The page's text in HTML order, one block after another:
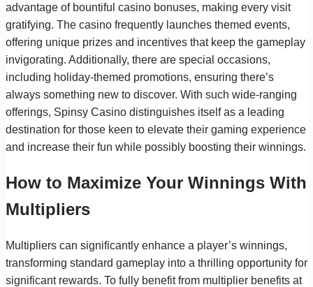
advantage of bountiful casino bonuses, making every visit
gratifying. The casino frequently launches themed events,
offering unique prizes and incentives that keep the gameplay
invigorating. Additionally, there are special occasions,
including holiday-themed promotions, ensuring there’s
always something new to discover. With such wide-ranging
offerings, Spinsy Casino distinguishes itself as a leading
destination for those keen to elevate their gaming experience
and increase their fun while possibly boosting their winnings.
How to Maximize Your Winnings With
Multipliers
Multipliers can significantly enhance a player’s winnings,
transforming standard gameplay into a thrilling opportunity for
significant rewards. To fully benefit from multiplier benefits at